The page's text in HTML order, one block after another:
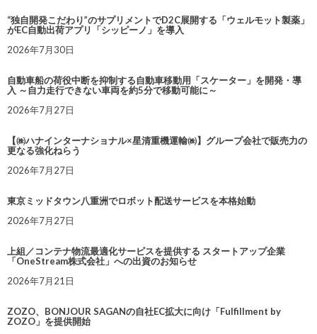
“独自開発こだわり”のサプリメントでD2C展開する「ウェルモット製薬」
がEC自動出荷アプリ「シッピーノ」を導入
2026年7月30日
自動車船の荷役中断を抑制する自動車移動用「スケーター」を開発・導
入 ～自力走行できない車両を約5分で移動可能に～
2026年7月27日
【㈱ハナインターナショナル×星清重機運輸㈱】グループ会社で販売力の
更なる強化ねらう
2026年7月27日
東京ミッドタウン八重洲でロボット配送サービスを本格始動
2026年7月27日
上組／コンテナ物流最適化サービスを提供する スタートアップ企業
「OneStream株式会社」への出資のお知らせ
2026年7月21日
ZOZO、BONJOUR SAGANの自社EC拡大に向け「Fulfillment by
ZOZO」を提供開始